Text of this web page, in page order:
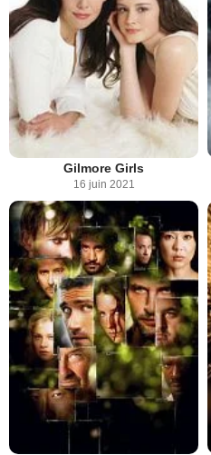
Gilmore Girls
16 juin 2021